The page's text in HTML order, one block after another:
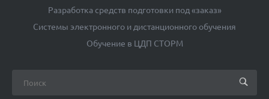
Разработка средств подготовки под «заказ»
Системы электронного и дистанционного обучения
Обучение в ЦДП СТОРМ